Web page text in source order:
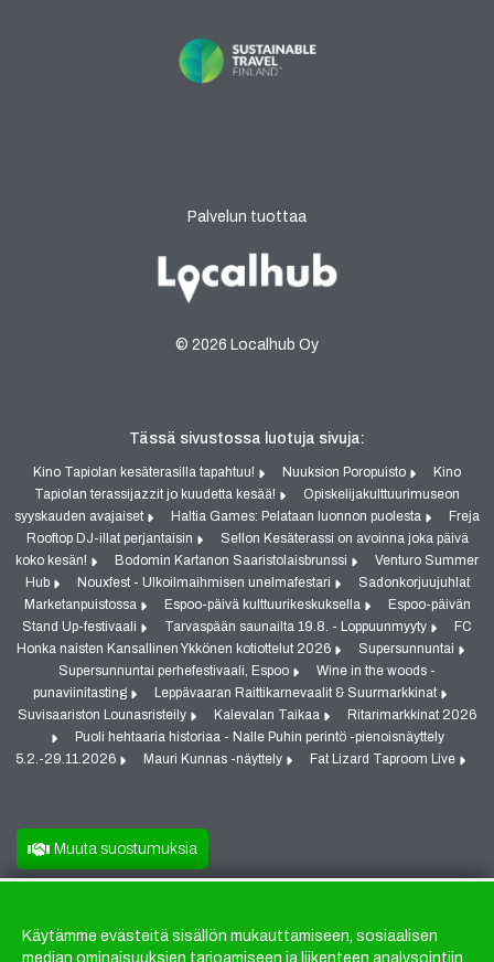
Palvelun tuottaa
© 2026 Localhub Oy
Tässä sivustossa luotuja sivuja:
Kino Tapiolan kesäterasilla tapahtuu! Nuuksion Poropuisto
Kino
Tapiolan terassijazzit jo kuudetta kesää!
Opiskelijakulttuurimuseon
syyskauden avajaiset
Haltia Games: Pelataan luonnon puolesta
Freja
Rooftop DJ-illat perjantaisin
Sellon Kesäterassi on avoinna joka päivä
koko kesän!
Bodomin Kartanon Saaristolaisbrunssi
Venturo Summer
Hub
Nouxfest - Ulkoilmaihmisen unelmafestari
Sadonkorjuujuhlat
Marketanpuistossa
Espoo-päivä kulttuurikeskuksella
Espoo-päivän
Stand Up-festivaali
Tarvaspään saunailta 19.8. - Loppuunmyyty
FC
Honka naisten Kansallinen Ykkönen kotiottelut 2026
Supersunnuntai
Supersunnuntai perhefestivaali, Espoo
Wine in the woods -
punaviinitasting
Leppävaaran Raittikarnevaalit & Suurmarkkinat
Suvisaariston Lounasristeily
Kalevalan Taikaa
Ritarimarkkinat 2026
Puoli hehtaaria historiaa - Nalle Puhin perintö -pienoisnäyttely
5.2.-29.11.2026
Mauri Kunnas -näyttely Fat Lizard Taproom Live
Muuta suostumuksia
Evästeet
Käytämme evästeitä sisällön mukauttamiseen, sosiaalisen
median ominaisuuksien tarjoamiseen ja liikenteen analysointiin.